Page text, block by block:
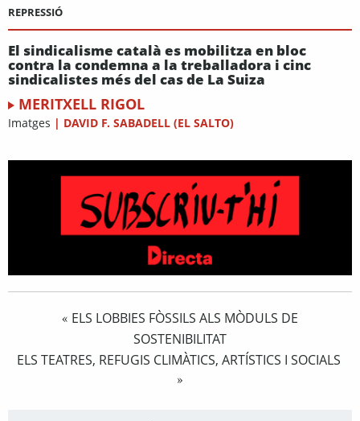
REPRESSIÓ
El sindicalisme català es mobilitza en bloc
contra la condemna a la treballadora i cinc
sindicalistes més del cas de La Suiza
MERITXELL RIGOL
Imatges | DAVID F. SABADELL (EL SALTO)
« ELS LOBBIES FÒSSILS ALS MÒDULS DE
SOSTENIBILITAT
ELS TEATRES, REFUGIS CLIMÀTICS, ARTÍSTICS I SOCIALS
»